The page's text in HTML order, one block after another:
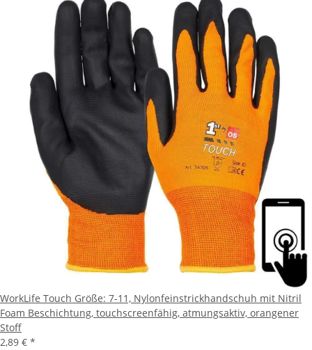
WorkLife Touch Größe: 7-11, Nylonfeinstrickhandschuh mit Nitril
Foam Beschichtung, touchscreenfähig, atmungsaktiv, orangener
Stoff
2,89 € *